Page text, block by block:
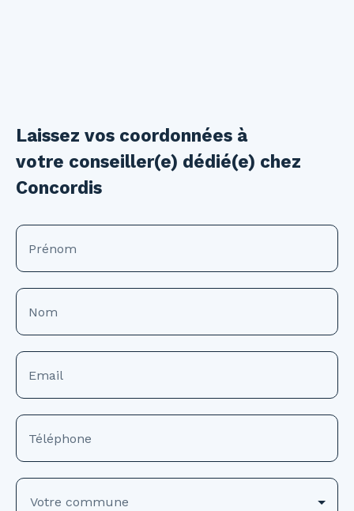
Laissez vos coordonnées à
votre conseiller(e) dédié(e) chez
Concordis
Prénom
Nom
Email
Téléphone
Votre commune